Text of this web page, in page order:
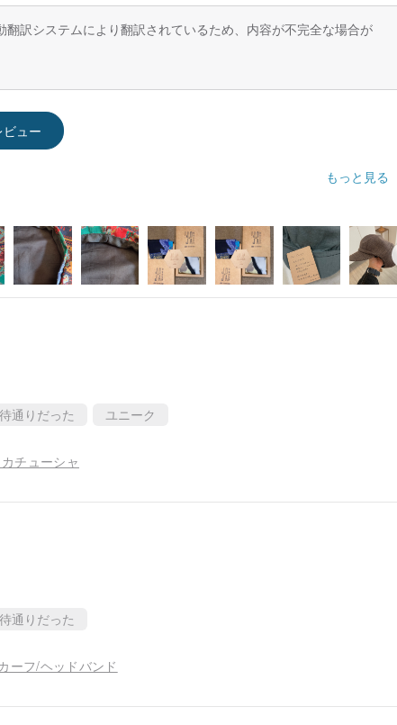
訳システムにより翻訳されているため、内容が不完全な場合が
ュー
もっと見る
通りだった ユニーク
チューシャ
通りだった
ーフ/ヘッドバンド